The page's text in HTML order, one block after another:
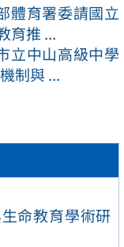
命教育學術研
體育署委請國立
育推 ...
立中山高級中學
制與 ...